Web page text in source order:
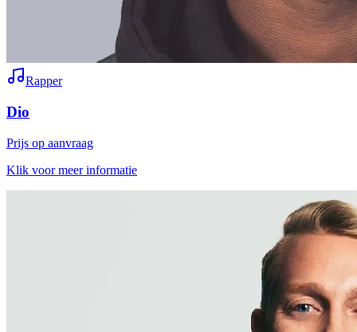
Rapper
Dio
Prijs op aanvraag
Klik voor meer informatie